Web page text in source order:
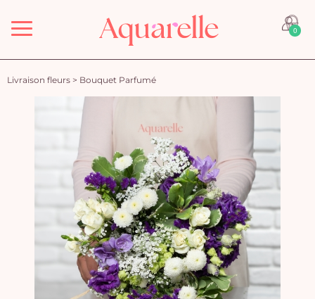
Menu 0
Livraison fleurs > Bouquet Parfumé